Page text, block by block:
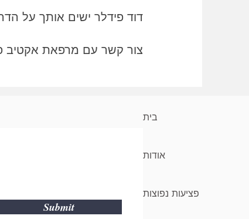
דוד פידלר ישים אותך על
צור קשר עם מרפאת אקטיב
Submit
בית
אודות
פציעות נפוצות